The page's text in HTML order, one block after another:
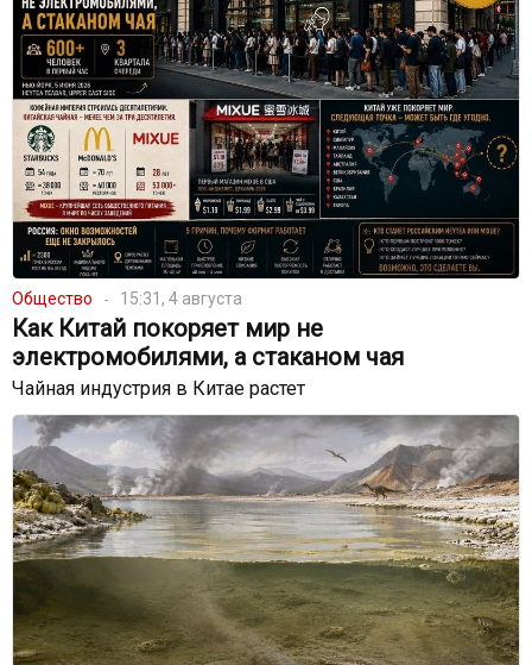
Общество 15:31, 4 августа
Как Китай покоряет мир не
электромобилями, а стаканом чая
Чайная индустрия в Китае растет